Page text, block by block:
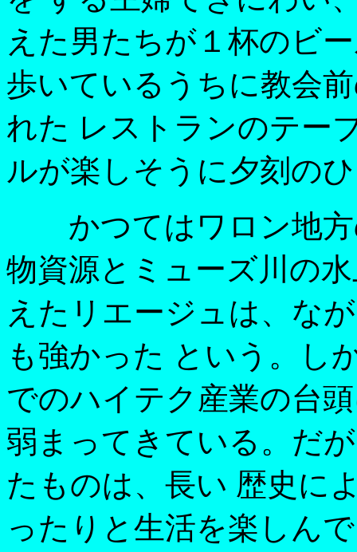
えた男たちが１杯のビ
歩いているうちに教会
れた レストランのテー
ルが楽しそうに夕刻の
かつてはワロン地方
物資源とミューズ川の
えたリエージュは、な
も強かった という。し
でのハイテク産業の台
弱まってきている。だ
たものは、長い 歴史に
ったりと生活を楽しん